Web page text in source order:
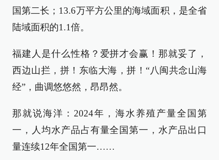
国第二长；13.6万平方公里的海域面积，是全省
陆域面积的1.1倍。
福建人是什么性格？爱拼才会赢！那就妥了，
西边山拦，拼！东临大海，拼！“八闽共念山海
经”，曲调悠悠然，昂昂然。
那就说海洋：2024年，海水养殖产量全国第
一，人均水产品占有量全国第一，水产品出口
量连续12年全国第一……